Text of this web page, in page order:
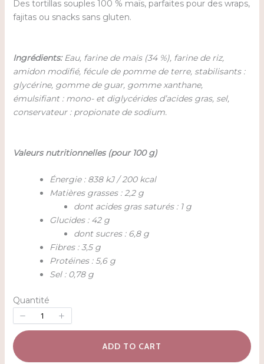
Des tortillas souples 100 % maïs, parfaites pour des wraps,
fajitas ou snacks sans gluten.
Ingrédients:Eau, farine de maïs (34 %), farine de riz,
amidon modifié, fécule de pomme de terre, stabilisants :
glycérine, gomme de guar, gomme xanthane,
émulsifiant : mono- et diglycérides d’acides gras, sel,
conservateur : propionate de sodium.
Valeurs nutritionnelles (pour 100 g)
Énergie : 838 kJ / 200 kcal
Matières grasses : 2,2 g
dont acides gras saturés : 1 g
Glucides : 42 g
dont sucres : 6,8 g
Fibres : 3,5 g
Protéines : 5,6 g
Sel : 0,78 g
Quantité
ADD TO CART